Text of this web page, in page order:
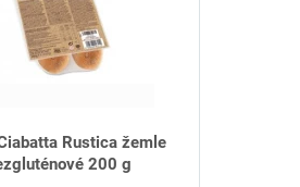
Rustica žemle
200 g